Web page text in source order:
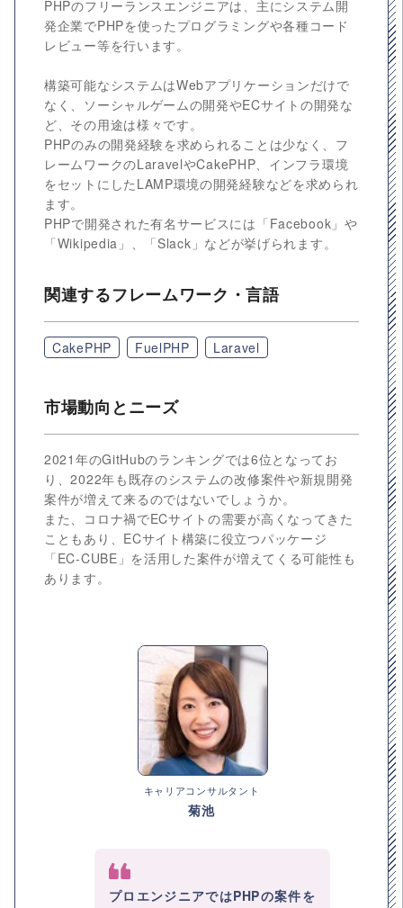
PHPのフリーランスエンジニアは、主にシステム開
発企業でPHPを使ったプログラミングや各種コード
レビュー等を行います。
構築可能なシステムはWebアプリケーションだけで
なく、ソーシャルゲームの開発やECサイトの開発な
ど、その用途は様々です。
PHPのみの開発経験を求められることは少なく、フ
レームワークのLaravelやCakePHP、インフラ環境
をセットにしたLAMP環境の開発経験などを求められ
ます。
PHPで開発された有名サービスには「Facebook」や
「Wikipedia」、「Slack」などが挙げられます。
関連するフレームワーク・言語
CakePHP FuelPHP Laravel
市場動向とニーズ
2021年のGitHubのランキングでは6位となってお
り、2022年も既存のシステムの改修案件や新規開発
案件が増えて来るのではないでしょうか。
また、コロナ禍でECサイトの需要が高くなってきた
こともあり、ECサイト構築に役立つパッケージ
「EC-CUBE」を活用した案件が増えてくる可能性も
あります。
キャリアコンサルタント
菊池
プロエンジニアではPHPの案件を